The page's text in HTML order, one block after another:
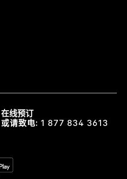
在线预订
或请致电: 1 877 834 3613